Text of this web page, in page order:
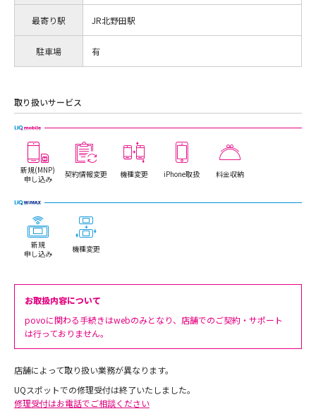
最寄り駅 JR北野田駅
駐車場 有
取り扱いサービス
新規(MNP)
申し込み
契約情報変更 機種変更 iPhone取扱 料金収納
新規
申し込み
機種変更
お取扱内容について
povoに関わる手続きはwebのみとなり、店舗でのご契約・サポート
は行っておりません。
店舗によって取り扱い業務が異なります。
UQスポットでの修理受付は終了いたしました。
修理受付はお電話でご相談ください